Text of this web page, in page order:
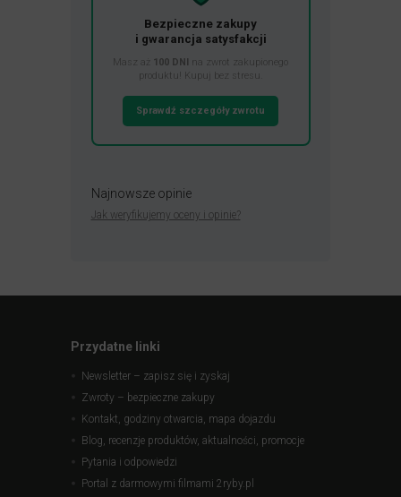
Bezpieczne zakupy
i gwarancja satysfakcji
Masz aż 100 DNI
na zwrot zakupionego
produktu! Kupuj bez stresu.
Sprawdź szczegóły zwrotu
Najnowsze opinie
Jak weryfikujemy oceny i opinie?
Przydatne linki
Newsletter – zapisz się i zyskaj
Zwroty – bezpieczne zakupy
Kontakt, godziny otwarcia, mapa dojazdu
Blog, recenzje produktów, aktualności, promocje
Pytania i odpowiedzi
Portal z darmowymi filmami 2ryby.pl